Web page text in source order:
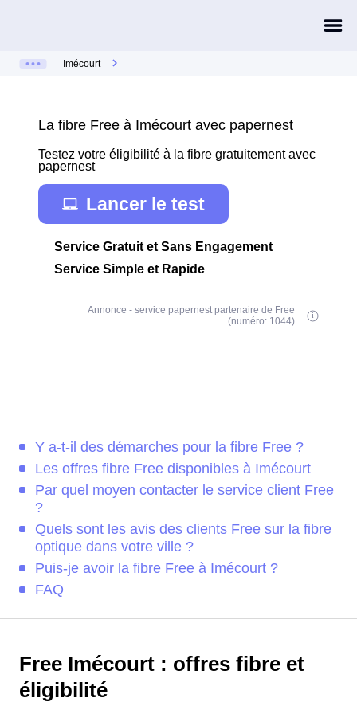
Imécourt
La fibre Free à Imécourt avec papernest
Testez votre éligibilité à la fibre gratuitement avec
papernest
Lancer le test
Service Gratuit et Sans Engagement
Service Simple et Rapide
Annonce - service papernest partenaire de Free
(numéro: 1044)
Y a-t-il des démarches pour la fibre Free ?
Les offres fibre Free disponibles à Imécourt
Par quel moyen contacter le service client Free
?
Quels sont les avis des clients Free sur la fibre
optique dans votre ville ?
Puis-je avoir la fibre Free à Imécourt ?
FAQ
Free Imécourt : offres fibre et
éligibilité